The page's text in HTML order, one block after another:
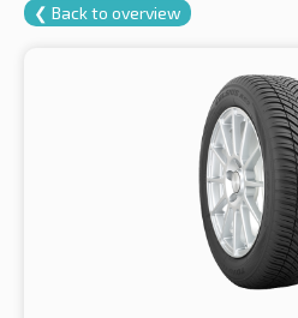
❮ Back to overview